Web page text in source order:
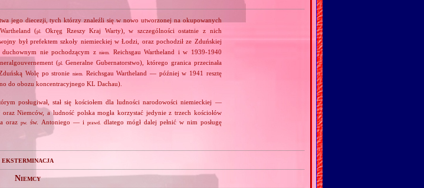
jego diecezji, tych którzy znaleźli się w nowo utworzonej na okupowanych
(pl. Okręg Rzeszy Kraj Warty), w szczególności ostatnie z nich
był prefektem szkoły niemieckiej w Łodzi, oraz pochodził ze Zduńskiej
duchownym nie pochodzącym zniem.
Reichsgau Wartheland i w 1939‐1940
(pl.
Generalne Gubernatorstwo), którego granica przecinała
Wolę po stronie niem.
Reichsgau Wartheland — później w 1941 resztę
do obozu koncentracyjnego KL Dachau).
posługiwał, stał się kościołem dla ludności narodowości niemieckiej —
Niemców, a ludność polska mogła korzystać jedynie z trzech kościołów
orazpw. św. Antoniego — i prawd.
dlatego mógł dalej pełnić w nim posługę
eksterminacja
Niemcy